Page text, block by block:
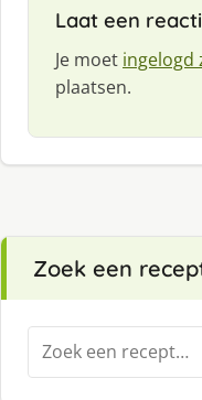
Laat een
Je moet ingelogd
plaatsen.
Zoek een
Zoeken
naar: